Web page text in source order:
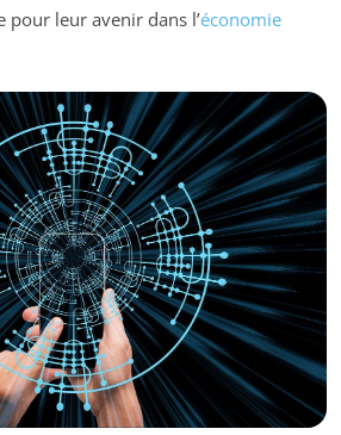
pour leur avenir dans l’économie